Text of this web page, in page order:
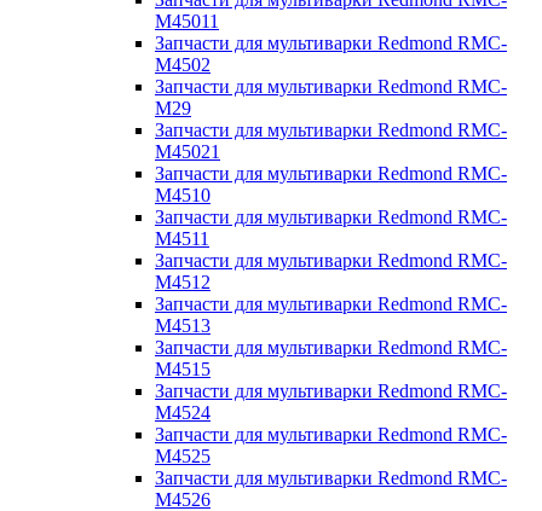
M45011
Запчасти для мультиварки Redmond RMC-
M4502
Запчасти для мультиварки Redmond RMC-
M29
Запчасти для мультиварки Redmond RMC-
M45021
Запчасти для мультиварки Redmond RMC-
M4510
Запчасти для мультиварки Redmond RMC-
M4511
Запчасти для мультиварки Redmond RMC-
M4512
Запчасти для мультиварки Redmond RMC-
M4513
Запчасти для мультиварки Redmond RMC-
M4515
Запчасти для мультиварки Redmond RMC-
M4524
Запчасти для мультиварки Redmond RMC-
M4525
Запчасти для мультиварки Redmond RMC-
M4526